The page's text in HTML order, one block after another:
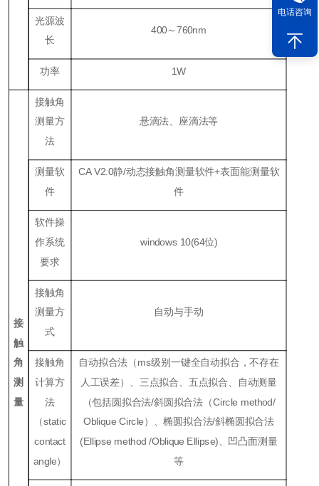
光源波
长
400～760nm
功率 1W
接
触
角
测
量
接触角
测量方
法
悬滴法、座滴法等
测量软
件
CA V2.0静/动态接触角测量软件+表面能测量软
件
软件操
作系统
要求
windows 10(64位)
接触角
测量方
式
自动与手动
接触角
计算方
法
（static
contact
angle）
自动拟合法（ms级别一键全自动拟合，不存在
人工误差）、三点拟合、五点拟合、自动测量
（包括圆拟合法/斜圆拟合法（Circle method/
Oblique Circle）、椭圆拟合法/斜椭圆拟合法
(Ellipse method /Oblique Ellipse)、凹凸面测量
等
电话咨询